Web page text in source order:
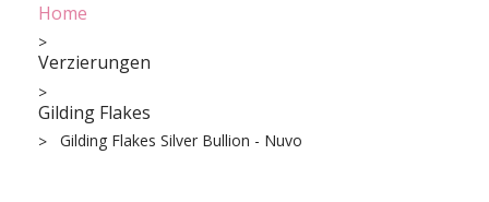
Home
Verzierungen
Gilding Flakes
Gilding Flakes Silver Bullion - Nuvo